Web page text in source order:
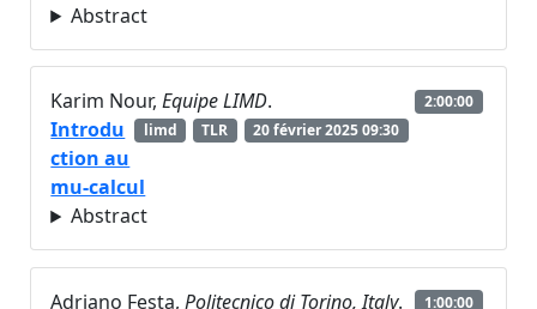
Abstract
Karim Nour,Equipe LIMD.
2:00:00
20 février 2025 09:30
TLR
limd
Introdu
ction au
mu-calcul
Abstract
Adriano Festa,Politecnico di Torino, Italy.
1:00:00